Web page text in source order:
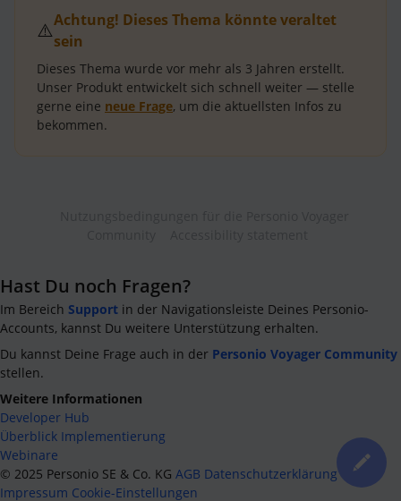
⚠️Achtung! Dieses Thema könnte veraltet
sein
Dieses Thema wurde vor mehr als 3 Jahren erstellt.
Unser Produkt entwickelt sich schnell weiter — stelle
gerne eine neue Frage, um die aktuellsten Infos zu
bekommen.
Hast Du noch Fragen?
Im Bereich Support in der Navigationsleiste Deines Personio-
Accounts, kannst Du weitere Unterstützung erhalten.
Du kannst Deine Frage auch in der Personio Voyager Community
stellen.
Weitere Informationen
Developer Hub
Überblick Implementierung
Webinare
© 2025 Personio SE & Co. KG AGB Datenschutzerklärung
Impressum Cookie-Einstellungen